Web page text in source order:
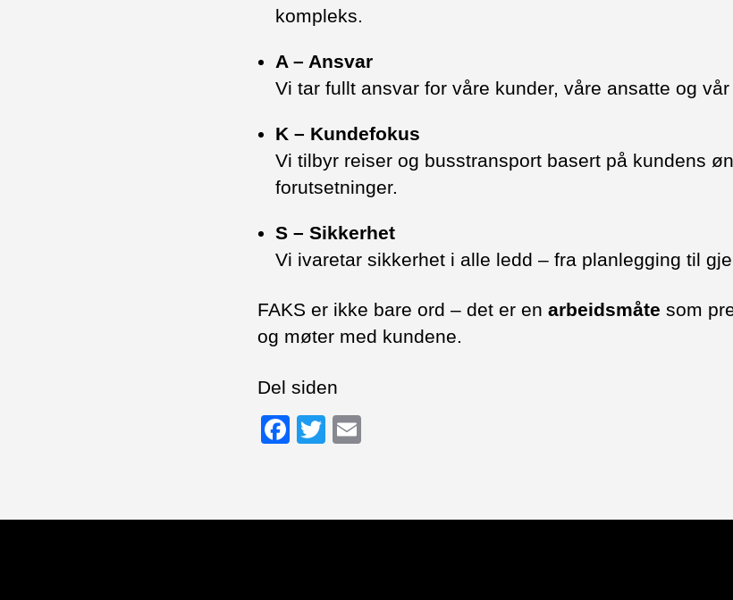
kompleks.
A – Ansvar
Vi tar fullt ansvar for våre kunder, våre ansatte og
K – Kundefokus
Vi tilbyr reiser og busstransport basert på kundens
forutsetninger.
S – Sikkerhet
Vi ivaretar sikkerhet i alle ledd – fra planlegging til
FAKS er ikke bare ord – det er en arbeidsmåte som
og møter med kundene.
Del siden
F
e
T
er